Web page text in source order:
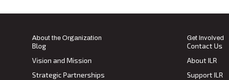
About the Organization
Blog
Vision and Mission
Strategic Partnerships
Get Involved
Contact Us
About ILR
Support ILR